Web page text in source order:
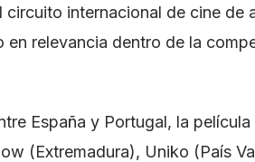
internacional de cine de
en relevancia dentro de la
España y Portugal, la
(Extremadura), Uniko (País